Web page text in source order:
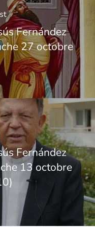
Fernández
27 octobre
Fernández
13 octobre